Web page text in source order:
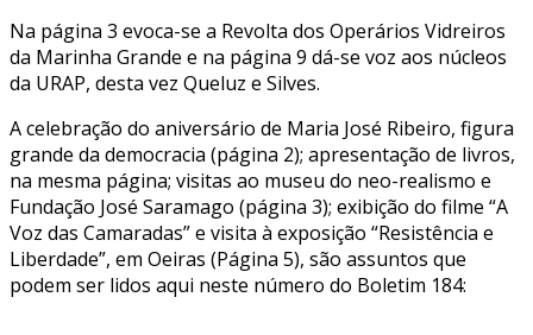
Na página 3 evoca-se a Revolta dos Operários Vidreiros
da Marinha Grande e na página 9 dá-se voz aos núcleos
da URAP, desta vez Queluz e Silves.
A celebração do aniversário de Maria José Ribeiro, figura
grande da democracia (página 2); apresentação de livros,
na mesma página; visitas ao museu do neo-realismo e
Fundação José Saramago (página 3); exibição do filme “A
Voz das Camaradas” e visita à exposição “Resistência e
Liberdade”, em Oeiras (Página 5), são assuntos que
podem ser lidos aqui neste número do Boletim 184: